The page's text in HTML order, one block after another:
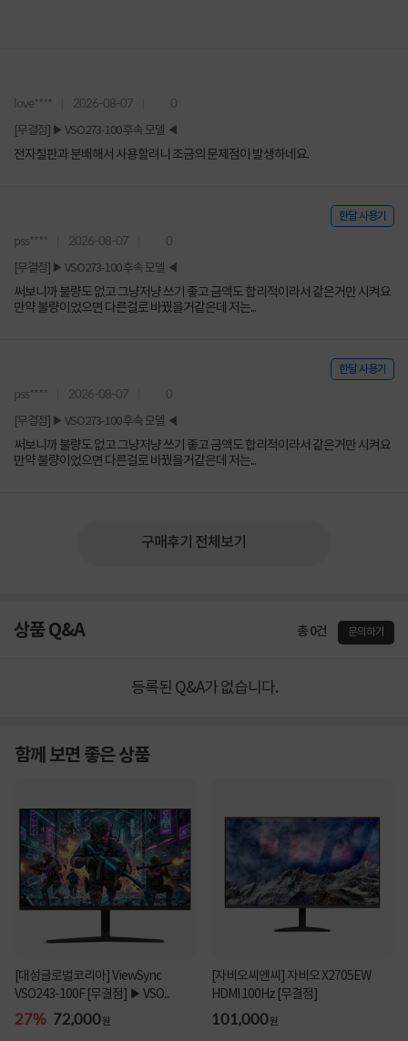
love**** 2026-08-07 0
[무결점] ▶ VSO273-100 후속 모델 ◀
전자칠판과 분배해서 사용할려니 조금의 문제점이 발생하네요.
한달 사용기
pss**** 2026-08-07 0
[무결점] ▶ VSO273-100 후속 모델 ◀
써보니까 불량도 없고 그냥저냥 쓰기 좋고 금액도 합리적이라서 같은거만 시켜요
만약 불량이었으면 다른걸로 바꿨을거같은데 저는...
한달 사용기
pss**** 2026-08-07 0
[무결점] ▶ VSO273-100 후속 모델 ◀
써보니까 불량도 없고 그냥저냥 쓰기 좋고 금액도 합리적이라서 같은거만 시켜요
만약 불량이었으면 다른걸로 바꿨을거같은데 저는...
구매후기 전체보기
상품 Q&A 총 0건 문의하기
등록된 Q&A가 없습니다.
함께 보면 좋은 상품
[대성글로벌코리아] ViewSync
VSO243-100F [무결점] ▶ VSO...
27% 72,000원
[자비오씨엔씨] 자비오 X2705EW
HDMI 100Hz [무결점]
101,000원